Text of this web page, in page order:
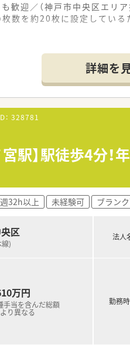
歓迎／（神戸市中央区エリア
数を約20枚に設定している
況について】
日野道駅から徒歩2分という
科と皮膚科となっており、
枚から110枚程度を受け付
物像について】
う正社員の募集となってお
ケーションを重視する方針
にしており、経験年数だけ
近畿圏で350店舗以上を展
に力を入れており、単なる
剤でカバーする経営方針を
く、駅からも徒歩圏内の好
るまで時短勤務が利用でき
組織で、自分の頑張りを正
詳細を
328781
駅】駅徒歩4分
週32h以上 未経験可 ブラン
区
)
万円
手当を含んだ総額
り異なる
法人
勤務